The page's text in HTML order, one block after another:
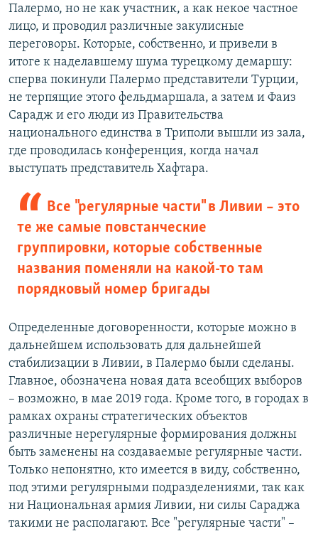
Палермо, но не как участник, а как некое частное
лицо, и проводил различные закулисные
переговоры. Которые, собственно, и привели в
итоге к наделавшему шума турецкому демаршу:
сперва покинули Палермо представители Турции,
не терпящие этого фельдмаршала, а затем и Фаиз
Сарадж и его люди из Правительства
национального единства в Триполи вышли из зала,
где проводилась конференция, когда начал
выступать представитель Хафтара.
Все "регулярные части" в Ливии – это
те же самые повстанческие
группировки, которые собственные
названия поменяли на какой-то там
порядковый номер бригады
Определенные договоренности, которые можно в
дальнейшем использовать для дальнейшей
стабилизации в Ливии, в Палермо были сделаны.
Главное, обозначена новая дата всеобщих выборов
– возможно, в мае 2019 года. Кроме того, в городах в
рамках охраны стратегических объектов
различные нерегулярные формирования должны
быть заменены на создаваемые регулярные части.
Только непонятно, кто имеется в виду, собственно,
под этими регулярными подразделениями, так как
ни Национальная армия Ливии, ни силы Сараджа
такими не располагают. Все "регулярные части" –